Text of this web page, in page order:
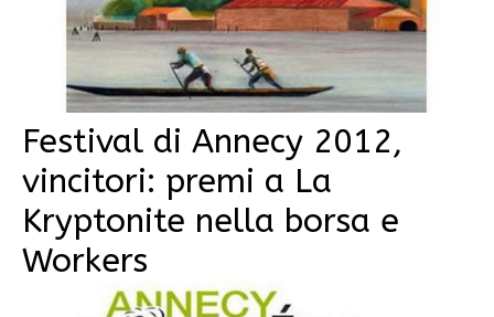
Festival di Annecy 2012,
vincitori: premi a La
Kryptonite nella borsa e
Workers